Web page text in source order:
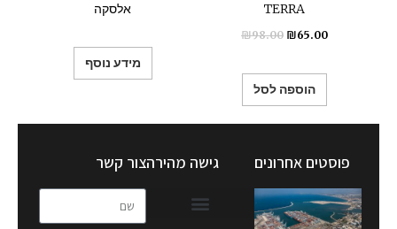
אלסקה
מידע נוסף
TERRA
₪98.00 ₪65.00
הוספה לסל
פוסטים אחרונים גישה מהירהצור קשר